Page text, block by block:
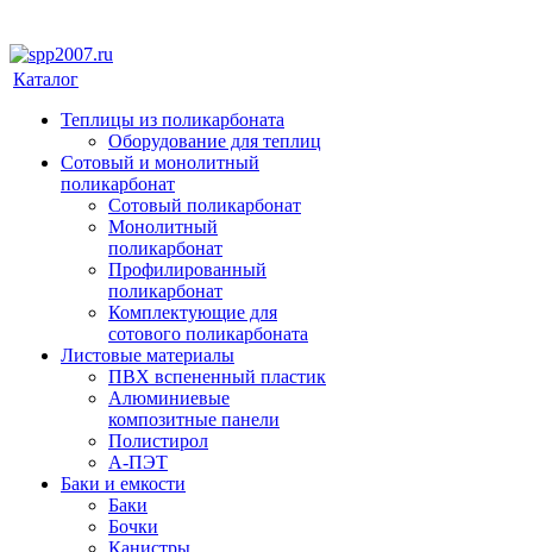
Каталог
Теплицы из поликарбоната
Оборудование для теплиц
Сотовый и монолитный
поликарбонат
Сотовый поликарбонат
Монолитный
поликарбонат
Профилированный
поликарбонат
Комплектующие для
сотового поликарбоната
Листовые материалы
ПВХ вспененный пластик
Алюминиевые
композитные панели
Полистирол
А-ПЭТ
Баки и емкости
Баки
Бочки
Канистры